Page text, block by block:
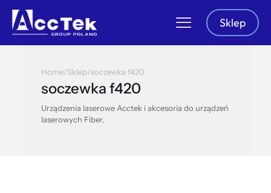
Sklep
Home/Sklep/soczewka f420
soczewka f420
Urządzenia laserowe Acctek i akcesoria do urządzeń
laserowych Fiber.